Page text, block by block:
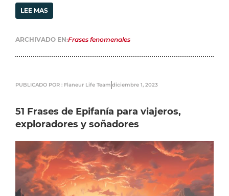
LEE MAS
ARCHIVADO EN:Frases fenomenales
PUBLICADO POR : Flaneur Life Team diciembre 1, 2023
51 Frases de Epifanía para viajeros,
exploradores y soñadores